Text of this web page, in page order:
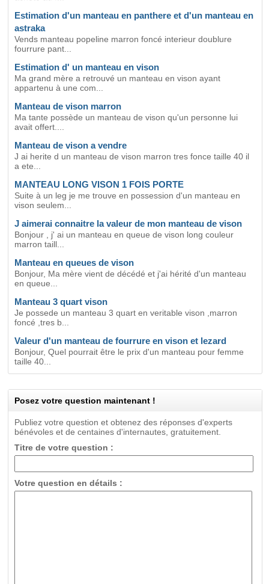
Estimation d'un manteau en panthere et d'un manteau en
astraka
Vends manteau popeline marron foncé interieur doublure
fourrure pant...
Estimation d' un manteau en vison
Ma grand mère a retrouvé un manteau en vison ayant
appartenu à une com...
Manteau de vison marron
Ma tante possède un manteau de vison qu'un personne lui
avait offert....
Manteau de vison a vendre
J ai herite d un manteau de vison marron tres fonce taille 40 il
a ete...
MANTEAU LONG VISON 1 FOIS PORTE
Suite à un leg je me trouve en possession d'un manteau en
vison seulem...
J aimerai connaitre la valeur de mon manteau de vison
Bonjour , j' ai un manteau en queue de vison long couleur
marron taill...
Manteau en queues de vison
Bonjour, Ma mère vient de décédé et j'ai hérité d'un manteau
en queue...
Manteau 3 quart vison
Je possede un manteau 3 quart en veritable vison ,marron
foncé ,tres b...
Valeur d'un manteau de fourrure en vison et lezard
Bonjour, Quel pourrait être le prix d'un manteau pour femme
taille 40...
Posez votre question maintenant !
Publiez votre question et obtenez des réponses d'experts
bénévoles et de centaines d'internautes, gratuitement.
Titre de votre question :
Votre question en détails :